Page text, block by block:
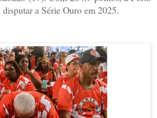
a Série Ouro em 2025.